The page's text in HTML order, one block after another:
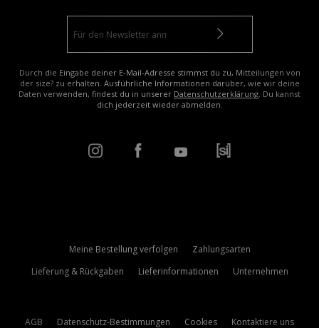
Durch die Eingabe deiner E-Mail-Adresse stimmst du zu, Mitteilungen von
der size? zu erhalten. Ausführliche Informationen darüber, wie wir deine
Daten verwenden, findest du in unserer Datenschutzerklärung. Du kannst
dich jederzeit wieder abmelden.
Meine Bestellung verfolgen
Zahlungsarten
Lieferung & Rückgaben
Lieferinformationen Unternehmen
AGB Datenschutz-Bestimmungen Cookies Kontaktiere uns